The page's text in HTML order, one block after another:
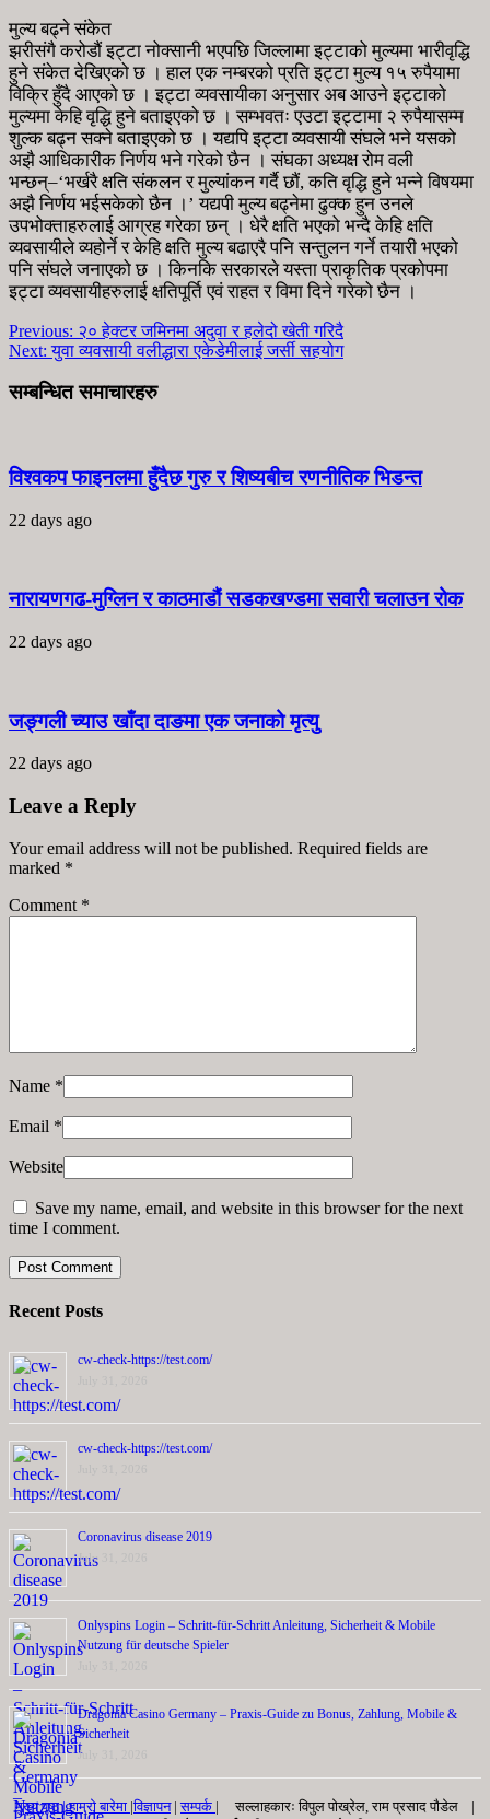
मुल्य बढ्ने संकेत
झरीसंगै करोडौं इट्टा नोक्सानी भएपछि जिल्लामा इट्टाको मुल्यमा भारीवृद्धि
हुने संकेत देखिएको छ । हाल एक नम्बरको प्रति इट्टा मुल्य १५ रुपैयामा
विक्रि हुँदै आएको छ । इट्टा व्यवसायीका अनुसार अब आउने इट्टाको
मुल्यमा केहि वृद्धि हुने बताइएको छ । सम्भवतः एउटा इट्टामा २ रुपैयासम्म
शुल्क बढ्न सक्ने बताइएको छ । यद्यपि इट्टा व्यवसायी संघले भने यसको
अझै आधिकारीक निर्णय भने गरेको छैन । संघका अध्यक्ष रोम वली
भन्छन्–‘भर्खरै क्षति संकलन र मुल्यांकन गर्दै छौं, कति वृद्धि हुने भन्ने विषयमा
अझै निर्णय भईसकेको छैन ।’ यद्यपी मुल्य बढ्नेमा ढुक्क हुन उनले
उपभोक्ताहरुलाई आग्रह गरेका छन् । धेरै क्षति भएको भन्दै केहि क्षति
व्यवसायीले व्यहोर्ने र केहि क्षति मुल्य बढाएरै पनि सन्तुलन गर्ने तयारी भएको
पनि संघले जनाएको छ । किनकि सरकारले यस्ता प्राकृतिक प्रकोपमा
इट्टा व्यवसायीहरुलाई क्षतिपूर्ति एवं राहत र विमा दिने गरेको छैन ।
Previous: २० हेक्टर जमिनमा अदुवा र हलेदो खेती गरिदै
Next: युवा व्यवसायी वलीद्धारा एकेडेमीलाई जर्सी सहयोग
सम्बन्धित समाचारहरु
विश्वकप फाइनलमा हुँदैछ गुरु र शिष्यबीच रणनीतिक भिडन्त
22 days ago
नारायणगढ-मुग्लिन र काठमाडौं सडकखण्डमा सवारी चलाउन रोक
22 days ago
जङ्गली च्याउ खाँदा दाङमा एक जनाको मृत्यु
22 days ago
Leave a Reply
Your email address will not be published. Required fields are
marked *
Comment *
Name *
Email *
Website
Save my name, email, and website in this browser for the next
time I comment.
Recent Posts
cw-check-https://test.com/
cw-check-https://test.com/
Coronavirus disease 2019
July 31, 2026
Onlyspins Login – Schritt‑für‑Schritt Anleitung, Sicherheit & Mobile
Nutzung für deutsche Spieler
Dragonia Casino Germany – Praxis‑Guide zu Bonus, Zahlung, Mobile &
Sicherheit
July 31, 2026
मुख्य पृष्ठ |हाम्रो बारेमा |विज्ञापन|सम्पर्क | सल्लाहकारः विपुल पोख्रेल, राम प्रसाद पाैडेल |